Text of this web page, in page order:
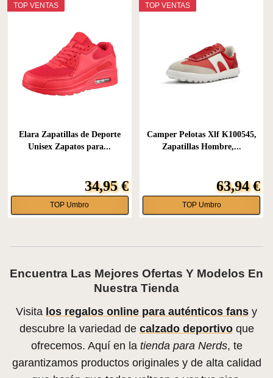
TOP VENTAS
Elara Zapatillas de Deporte
Unisex Zapatos para...
34,95 €
TOP Umbro
TOP VENTAS
Camper Pelotas Xlf K100545,
Zapatillas Hombre,...
63,94 €
TOP Umbro
Encuentra Las Mejores Ofertas Y Modelos En
Nuestra Tienda
Visita los regalos online para auténticos fans y
descubre la variedad de calzado deportivoque
ofrecemos. Aquí en la tienda para Nerds, te
garantizamos productos originales y de alta calidad